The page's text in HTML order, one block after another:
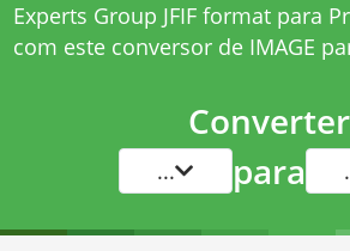
Experts Group JFIF format para
com este conversor de IMAGE
Converter
... para